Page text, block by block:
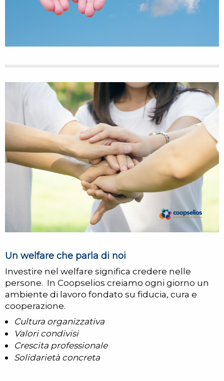
Un welfare che parla di noi
Investire nel welfare significa credere nelle
persone. In Coopselios creiamo ogni giorno un
ambiente di lavoro fondato su fiducia, cura e
cooperazione.
Cultura organizzativa
Valori condivisi
Crescita professionale
Solidarietà concreta